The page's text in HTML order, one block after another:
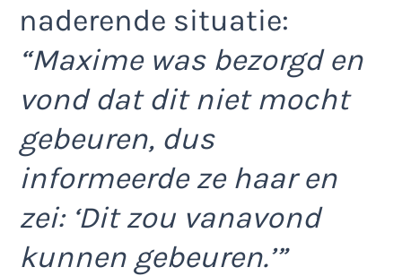
naderende situatie:
“Maxime was bezorgd en
vond dat dit niet mocht
gebeuren, dus
informeerde ze haar en
zei: ‘Dit zou vanavond
kunnen gebeuren.’”